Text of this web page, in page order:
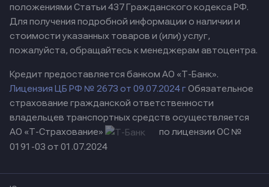
положениями Статьи 437 Гражданского кодекса РФ.
Для получения подробной информации о наличии и
стоимости указанных товаров и (или) услуг,
пожалуйста, обращайтесь к менеджерам автоцентра.
Кредит предоставляется банком АО «Т-Банк».
Лицензия ЦБ РФ № 2673 от 09.07.2024 гОбязательное
страхование гражданской ответственности
владельцев транспортных средств осуществляется
АО «Т-Страхование»
по лицензии ОС №
0191-03 от 01.07.2024